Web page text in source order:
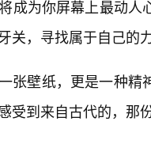
成为你屏幕上最动
关，寻找属于自己的
张壁纸，更是一种精
受到来自古代的，那